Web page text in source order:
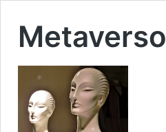
Metaverso